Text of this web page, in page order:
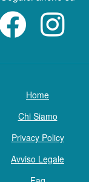
Home
Chi Siamo
Privacy Policy
Avviso Legale